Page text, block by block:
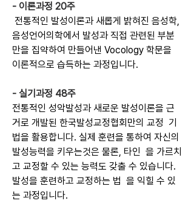
- 이론과정 20주
전통적인 발성이론과 새롭게 밝혀진 음성학,
음성언어의학에서 발성과 직접 관련된 부분
만을 집약하여 만들어낸 Vocology 학문을
이론적으로 습득하는 과정입니다.
- 실기과정 48주
전통적인 성악발성과 새로운 발성이론을 근
거로 개발된 한국발성교정협회만의 교정 기
법을 활용합니다. 실제 훈련을 통하여 자신의
발성능력을 키우는것은 물론, 타인 을 가르치
고 교정할 수 있는 능력도 갖출 수 있습니다.
발성을 훈련하고 교정하는 법 을 익힐 수 있
는 과정입니다.